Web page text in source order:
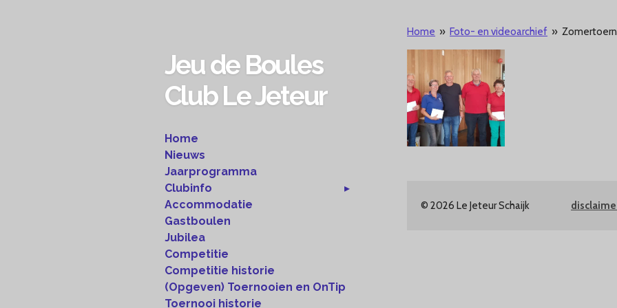
Home » Foto- en videoarchief »
© 2026 Le Jeteur Schaijk
Jeu de Boules
Club Le Jeteur
Home
Nieuws
Jaarprogramma
Clubinfo
Accommodatie
Gastboulen
Jubilea
Competitie
Competitie historie
(Opgeven) Toernooien en OnTip
Toernooi historie